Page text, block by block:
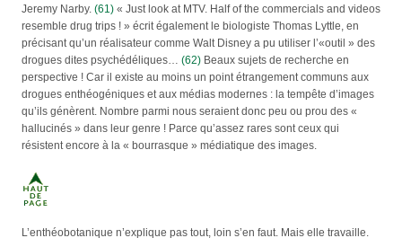
Jeremy Narby. (61) « Just look at MTV. Half of the commercials and videos
resemble drug trips ! » écrit également le biologiste Thomas Lyttle, en
précisant qu’un réalisateur comme Walt Disney a pu utiliser l’«outil » des
drogues dites psychédéliques… (62) Beaux sujets de recherche en
perspective ! Car il existe au moins un point étrangement communs aux
drogues enthéogéniques et aux médias modernes : la tempête d’images
qu’ils génèrent. Nombre parmi nous seraient donc peu ou prou des «
hallucinés » dans leur genre ! Parce qu’assez rares sont ceux qui
résistent encore à la « bourrasque » médiatique des images.
L’enthéobotanique n’explique pas tout, loin s’en faut. Mais elle travaille.